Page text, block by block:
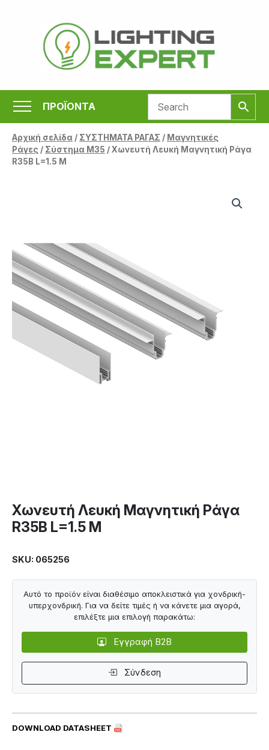
περιεχόμενο
ΠΡΟΪΟΝΤΑ
Αρχική σελίδα/ ΣΥΣΤΗΜΑΤΑ ΡΑΓΑΣ / Μαγνητικές
Ράγες / Σύστημα M35 / Χωνευτή Λευκή Μαγνητική Ράγα
R35B L=1.5 M
Χωνευτή Λευκή Μαγνητική Ράγα
R35B L=1.5 M
SKU: 065256
DOWNLOAD DATASHEET
Αυτό το προϊόν είναι διαθέσιμο αποκλειστικά για χονδρική-
υπερχονδρική. Για να δείτε τιμές ή να κάνετε μια αγορά,
επιλέξτε μια επιλογή παρακάτω:
Εγγραφή B2B
Σύνδεση